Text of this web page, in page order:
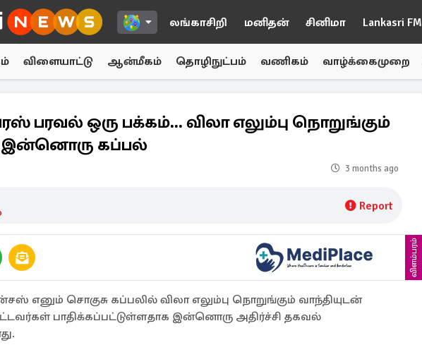
லங்காசிறி மனிதன் சினிமா Lankasri FM
விளையாட்டு ஆன்மீகம் தொழிநுட்பம் வணிகம் வாழ்க்கைமுறை
பரவல் ஒரு பக்கம்... விலா எலும்பு நொறுங்கும்
இன்னொரு கப்பல்
3 months ago
Report
விளம்பரம்
எனும் சொகுசு கப்பலில் விலா எலும்பு நொறுங்கும் வாந்தியுடன்
பாதிக்கப்பட்டுள்ளதாக இன்னொரு அதிர்ச்சி தகவல்